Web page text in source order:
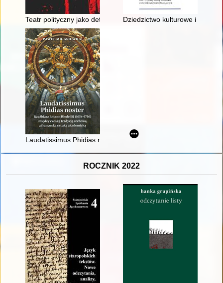
Teatr polityczny jako detektor zmian społecznych
Dziedzictwo kulturowe i
Laudatissimus Phidias noster : rzeźbiarz Johann Riedel SJ
ROCZNIK 2022